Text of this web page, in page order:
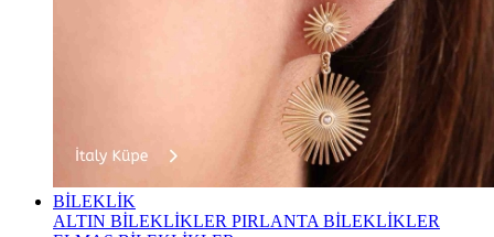
BİLEKLİK
ALTIN BİLEKLİKLER PIRLANTA BİLEKLİKLER